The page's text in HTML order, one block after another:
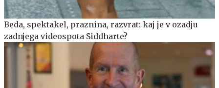
Beda, spektakel, praznina, razvrat: kaj je v ozadju
zadnjega videospota Siddharte?